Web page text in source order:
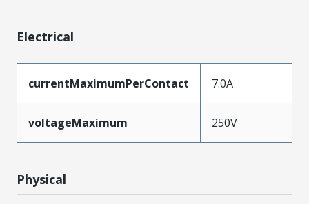
Electrical
currentMaximumPerContact 7.0A
voltageMaximum 250V
Physical